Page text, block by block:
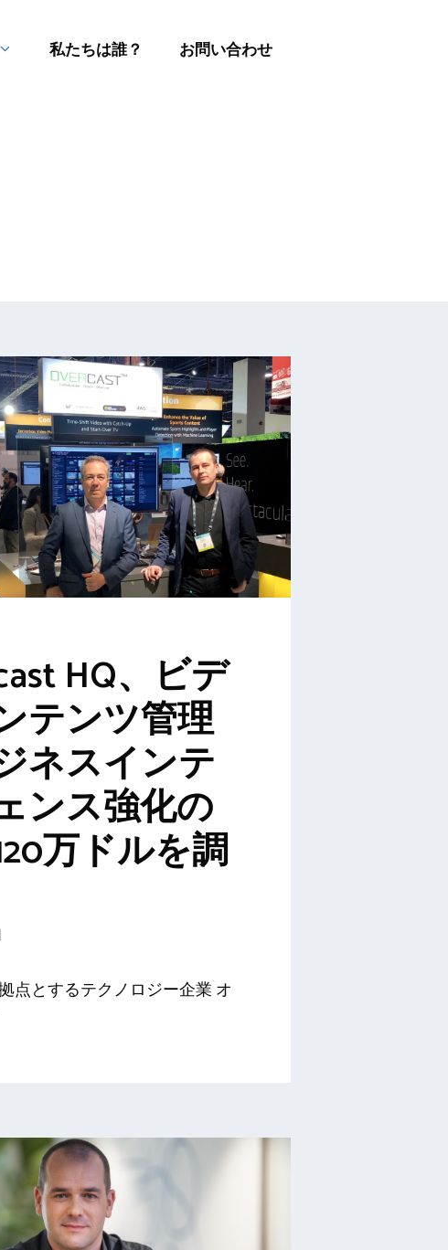
私たちは誰？ お問い合わせ
HQ、ビデ
テンツ管理
ネスインテ
ンス強化の
万ドルを調
点とするテクノロジー企業 オ